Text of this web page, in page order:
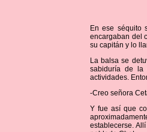
En ese séquito
encargaban del
su capitán y lo
La balsa se
sabiduría de la
actividades.
-Creo señora
Y fue así que
establecerse.